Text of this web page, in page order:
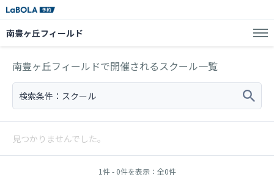
南豊ヶ丘フィールド
南豊ヶ丘フィールドで開催されるスクール一覧
検索条件： スクール
見つかりませんでした。
1件 - 0件を表示：全0件